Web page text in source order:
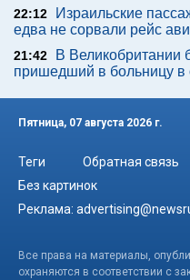
22:12
Израильские
едва не сорвали рейс
21:42
В Великобритании
пришедший в больницу в
Пятница, 07 августа 2026 г.
Теги Обратная связь
Без картинок
Реклама:
Все права на материалы,
охраняются в соответствии с